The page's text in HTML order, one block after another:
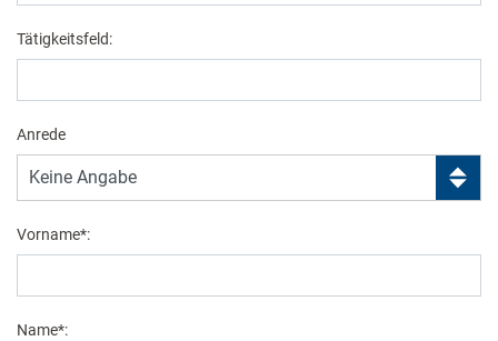
Tätigkeitsfeld:
Anrede
Vorname*:
Name*: